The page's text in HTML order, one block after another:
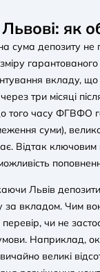
як
сума депозиту не
вкладу, що
через три місяці
того часу ФГВФО
суми),
Відтак ключовим
Львів
за вкладом. Чим
чи не
умови. Наприклад,
великі